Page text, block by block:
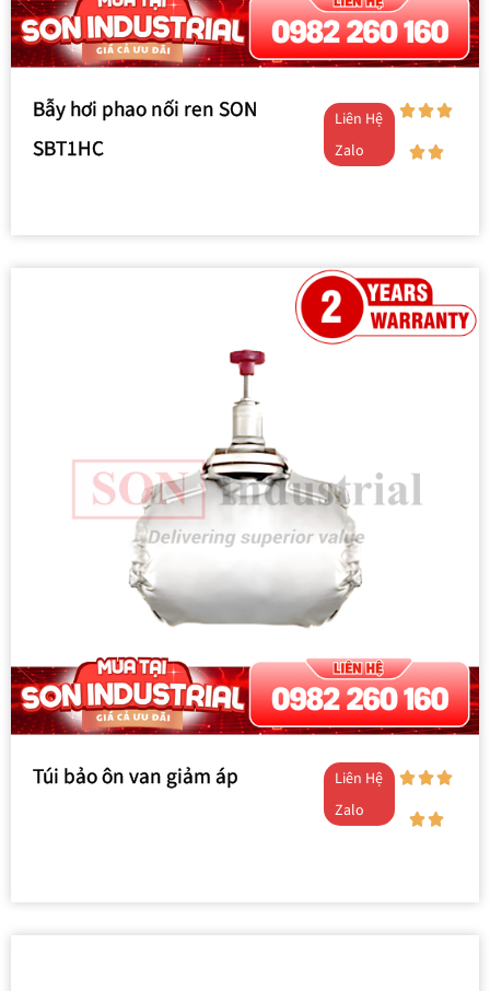
Bẫy hơi phao nối ren SON
SBT1HC
Liên Hệ
Zalo
Túi bảo ôn van giảm áp
Liên Hệ
Zalo